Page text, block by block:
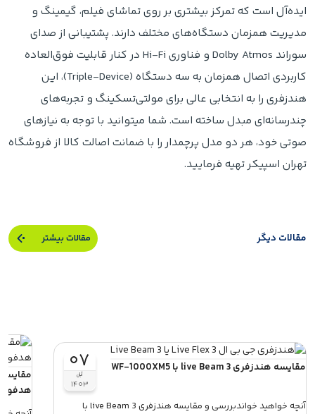
ایده‌آل است که تمرکز بیشتری بر روی تماشای فیلم، گیمینگ و
مدیریت همزمان دستگاه‌های مختلف دارند. پشتیبانی از صدای
سوراند Dolby Atmos و فناوری Hi-Fi در کنار قابلیت فوق‌العاده
کاربردی اتصال همزمان به سه دستگاه (Triple-Device)، این
هندزفری را به انتخابی عالی برای مولتی‌تسکینگ و تجربه‌های
چندرسانه‌ای مبدل ساخته است. شما میتوانید با توجه به نیازهای
صوتی خود، هر دو مدل پرچمدار را با ضمانت اصالت کالا از فروشگاه
تهران اسپیکر تهیه فرمایید.
مقالات دیگر مقالات بیشتر
۰۷
آبان
۱۴۰۳
مقایسه هندزفری live Beam 3 با WF-1000XM5
آنچه خواهید خواندبررسی و مقایسه هندزفری live Beam 3 با